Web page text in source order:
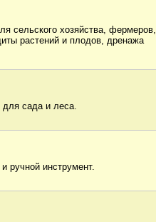
сельского хозяйства, фермеров,
растений и плодов, дренажа
для cада и леса.
ручной инструмент.